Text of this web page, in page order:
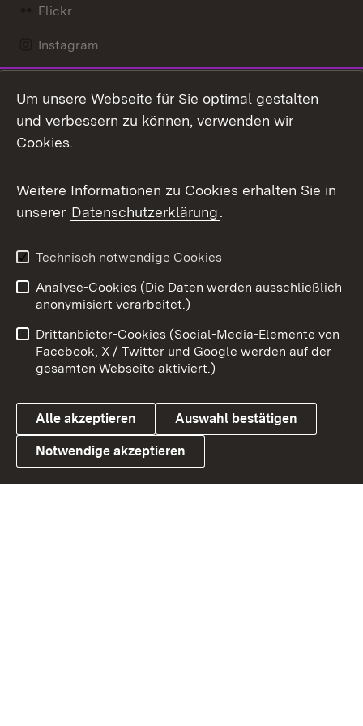
Flickr
Instagram
Mastodon
Messenger
Social Wall
X / Twitter
Youtube
Link zum Landesportal
Benutzungshinweise
Barrierefreiheit
Datenschutz
Cookies
Um unsere Webseite für Sie optimal gestalten
und verbessern zu können, verwenden wir
Cookies.
Weitere Informationen zu Cookies erhalten Sie in
unserer Datenschutzerklärung.
Technisch notwendige Cookies
Analyse-Cookies (Die Daten werden ausschließlich
anonymisiert verarbeitet.)
Drittanbieter-Cookies (Social-Media-Elemente von
Facebook, X / Twitter und Google werden auf der
gesamten Webseite aktiviert.)
Alle akzeptieren Auswahl bestätigen
Notwendige akzeptieren